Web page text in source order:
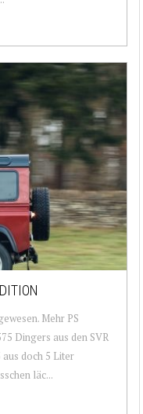
Mehr PS
Dingers aus den SVR
doch 5 Liter
läc...